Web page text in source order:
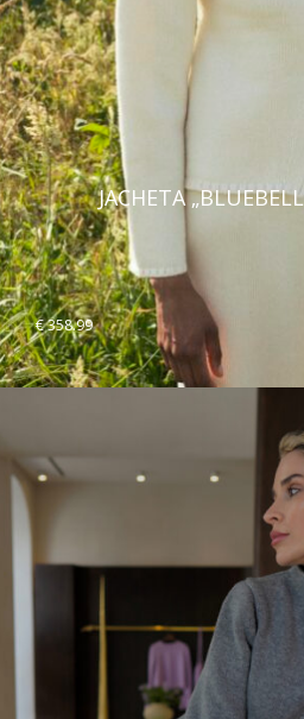
JACHETA
€358.99